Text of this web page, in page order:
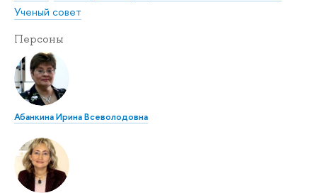
Ученый совет
Персоны
Абанкина Ирина Всеволодовна